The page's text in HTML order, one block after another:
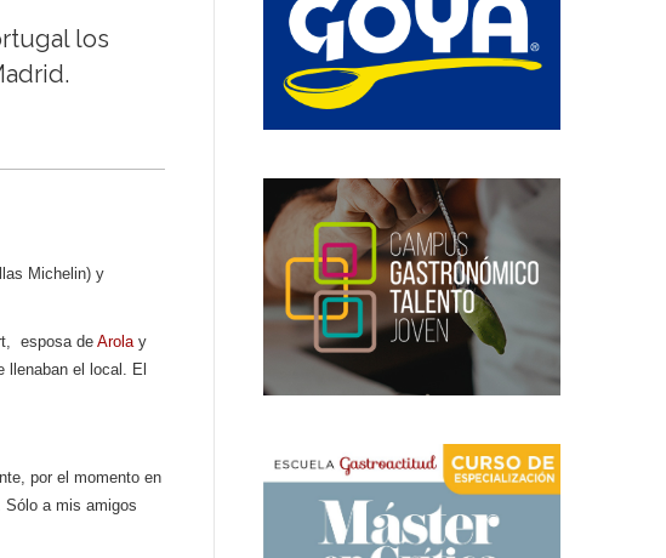
los
Michelin) y
esposa de Arolay
llenaban el local. El
por el momento en
a mis amigos